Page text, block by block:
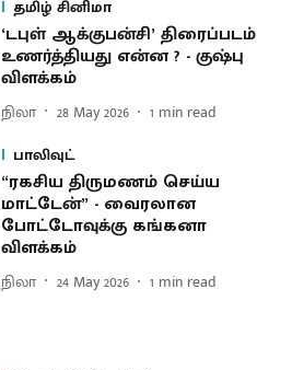
தமிழ் சினிமா
‘டபுள் ஆக்​குபன்​சி’ திரைப்​படம்
உணர்த்​தி​யது என்ன ? - குஷ்பு
விளக்கம்
நிலா 28 May 2026 1 min read
பாலிவுட்
“ரகசி​ய​ திரு​மணம் செய்ய
மாட்டேன்” - வைரலான
போட்டோவுக்கு கங்கனா
விளக்கம்
நிலா 24 May 2026 1 min read